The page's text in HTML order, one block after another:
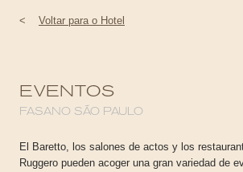
< Voltar para o Hotel
EVENTOS
FASANO SÃO PAULO
El Baretto, los salones de actos y los
Ruggero pueden acoger una gran variedad de